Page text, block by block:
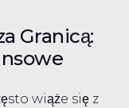
Granicą:
wiąże się z